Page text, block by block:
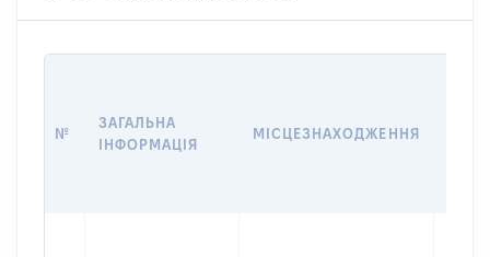
№
ЗАГАЛЬНА
ІНФОРМАЦІЯ
МІСЦЕЗНАХОДЖЕННЯ